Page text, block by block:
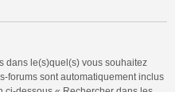
dans le(s)quel(s) vous souhaitez
forums sont automatiquement inclus